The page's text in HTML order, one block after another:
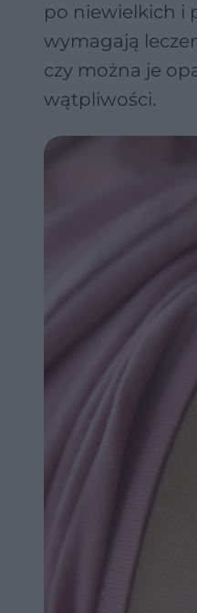
po niewielkich i
wymagają
czy można je
wątpliwości.